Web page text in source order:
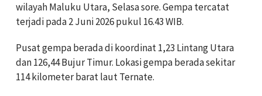
wilayah Maluku Utara, Selasa sore. Gempa tercatat
terjadi pada 2 Juni 2026 pukul 16.43 WIB.
Pusat gempa berada di koordinat 1,23 Lintang Utara
dan 126,44 Bujur Timur. Lokasi gempa berada sekitar
114 kilometer barat laut Ternate.